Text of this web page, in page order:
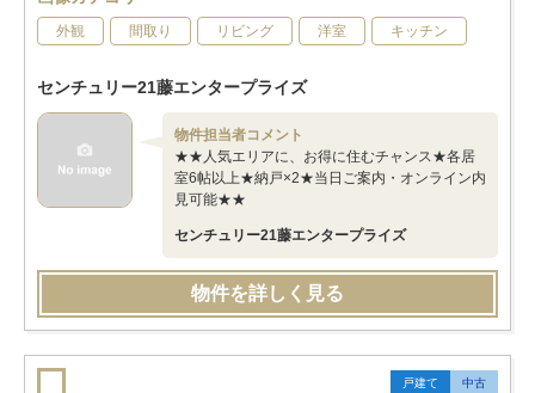
外観 間取り リビング 洋室 キッチン
センチュリー21藤エンタープライズ
物件担当者コメント
★★人気エリアに、お得に住むチャンス★各居
室6帖以上★納戸×2★当日ご案内・オンライン内
見可能★★
センチュリー21藤エンタープライズ
物件を詳しく見る
戸建て 中古